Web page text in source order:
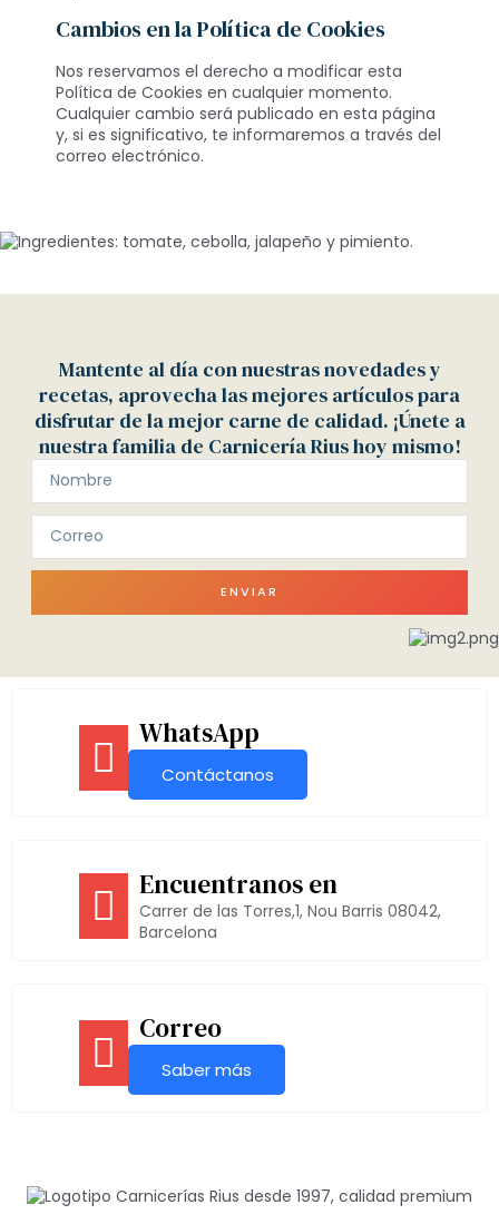
Cambios en la Política de Cookies
Nos reservamos el derecho a modificar esta
Política de Cookies en cualquier momento.
Cualquier cambio será publicado en esta página
y, si es significativo, te informaremos a través del
correo electrónico.
Mantente al día con nuestras novedades y
recetas, aprovecha las mejores artículos para
disfrutar de la mejor carne de calidad. ¡Únete a
nuestra familia de Carnicería Rius hoy mismo!
ENVIAR
WhatsApp
Contáctanos
Encuentranos en
Carrer de las Torres,1, Nou Barris 08042,
Barcelona
Correo
Saber más